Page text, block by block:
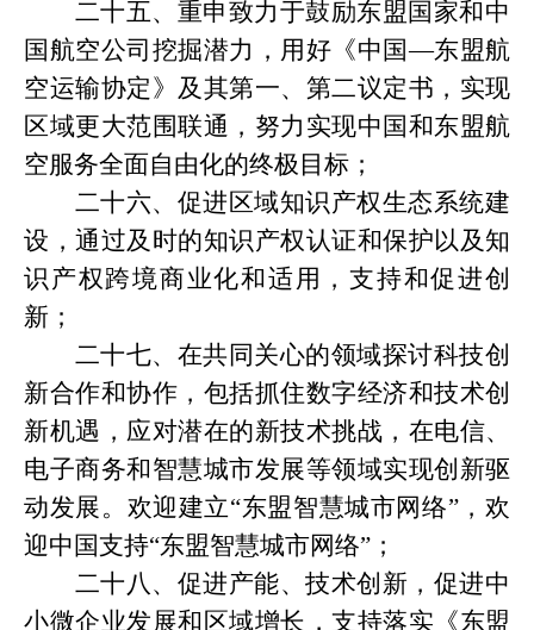
二十五、重申致力于鼓励东盟国家和中
国航空公司挖掘潜力，用好《中国—东盟航
空运输协定》及其第一、第二议定书，实现
区域更大范围联通，努力实现中国和东盟航
空服务全面自由化的终极目标；
二十六、促进区域知识产权生态系统建
设，通过及时的知识产权认证和保护以及知
识产权跨境商业化和适用，支持和促进创
新；
二十七、在共同关心的领域探讨科技创
新合作和协作，包括抓住数字经济和技术创
新机遇，应对潜在的新技术挑战，在电信、
电子商务和智慧城市发展等领域实现创新驱
动发展。欢迎建立“东盟智慧城市网络”，欢
迎中国支持“东盟智慧城市网络”；
二十八、促进产能、技术创新，促进中
小微企业发展和区域增长，支持落实《东盟